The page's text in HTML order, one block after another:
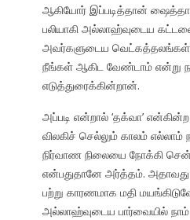
ஆகியோர் இப்படித்தான்
பலியாகி அல்லாஹ்வுடைய
அவர்களுடைய வெட்கத்தலங்கள்
நீங்கள் ஆகிட வேண்டாம் என்று
எடுத்துரைக்கின்றான்.
அப்படி என்றால் ‘தக்வா’
விலகிச் செல்லும் காலம்
நிர்வாண நிலையை நோக்கி
என்பதுதானே அர்த்தம்.
பற்று காரணமாக மதி
அல்லாஹ்வுடைய பார்வையில்